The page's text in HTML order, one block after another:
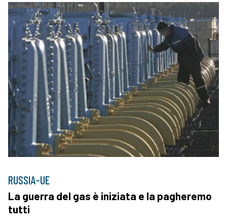
RUSSIA-UE
La guerra del gas è iniziata e la pagheremo
tutti